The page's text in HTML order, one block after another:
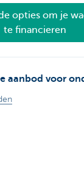
opties om je
te financieren
aanbod voor